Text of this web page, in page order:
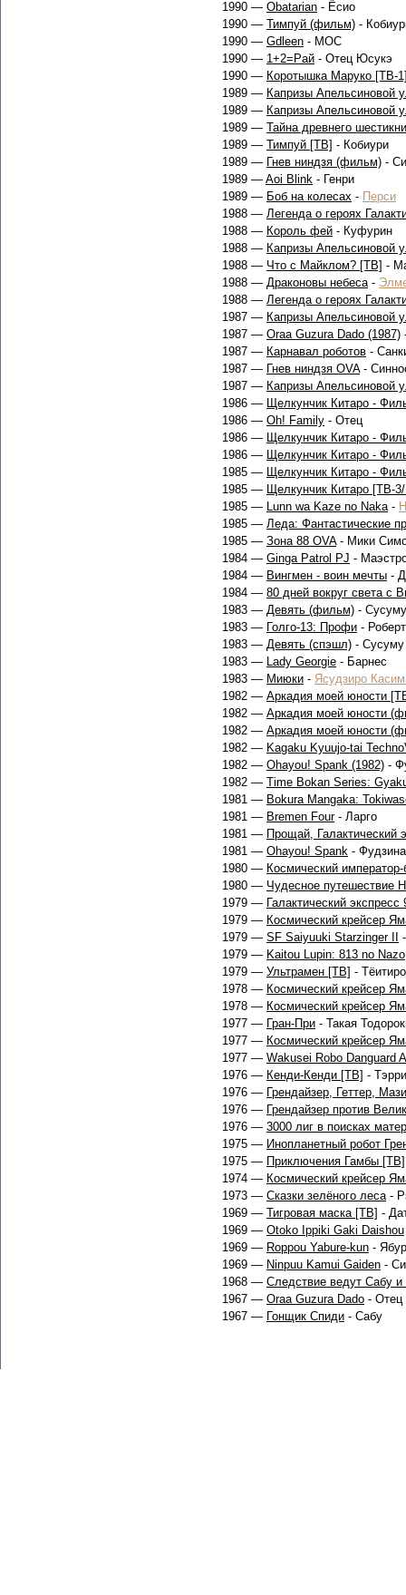
1990 — Obatarian - Ёсио
1990 — Тимпуй (фильм) -
1990 — Gdleen - МОС
1990 — 1+2=Рай - Отец Юсукэ
1990 — Коротышка Маруко [ТВ-
1989 — Капризы Апельсиновой
1989 — Капризы Апельсиновой
1989 — Тайна древнего
1989 — Тимпуй [ТВ] - Кобиури
1989 — Гнев ниндзя (фильм) -
1989 — Aoi Blink - Генри
1989 — Боб на колесах - Перси
1988 — Легенда о героях
1988 — Король фей - Куфурин
1988 — Капризы Апельсиновой
1988 — Что с Майклом? [ТВ] -
1988 — Драконовы небеса-
1988 — Легенда о героях
1987 — Капризы Апельсиновой
1987 — Oraa Guzura Dado (1987)
1987 — Карнавал роботов -
1987 — Гнев ниндзя OVA-
1987 — Капризы Апельсиновой
1986 — Щелкунчик Китаро -
1986 — Oh! Family - Отец
1986 — Щелкунчик Китаро -
1986 — Щелкунчик Китаро -
1985 — Щелкунчик Китаро -
1985 — Щелкунчик Китаро [ТВ-
1985 — Lunn wa Kaze no Naka-
1985 — Леда: Фантастические
1985 — Зона 88 OVA- Мики
1984 — Ginga Patrol PJ -
1984 — Вингмен - воин мечты -
1984 — 80 дней вокруг света с
1983 — Девять (фильм) -
1983 — Голго-13: Профи -
1983 — Девять (спэшл) - Сусуму
1983 — Lady Georgie - Барнес
1983 — Миюки - Ясудзиро
1982 — Аркадия моей юности
1982 — Аркадия моей юности
1982 — Аркадия моей юности
1982 — Kagaku Kyuujo-tai
1982 — Ohayou! Spank (1982) -
1982 — Time Bokan Series:
1981 — Bokura Mangaka:
1981 — Bremen Four- Ларго
1981 — Прощай, Галактический
1981 — Ohayou! Spank -
1980 — Космический
1980 — Чудесное путешествие
1979 — Галактический
1979 — Космический крейсер
1979 — SF Saiyuuki Starzinger II
1979 — Kaitou Lupin: 813 no Nazo
1979 — Ультрамен [ТВ] -
1978 — Космический крейсер
1978 — Космический крейсер
1977 — Гран-При - Такая
1977 — Космический крейсер
1977 — Wakusei Robo Danguard
1976 — Кенди-Кенди [ТВ] - Тэрри
1976 — Грендайзер, Геттер,
1976 — Грендайзер против
1976 — 3000 лиг в поисках
1975 — Инопланетный робот
1975 — Приключения Гамбы [ТВ]
1974 — Космический крейсер
1973 — Сказки зелёного леса-
1969 — Тигровая маска [ТВ] -
1969 — Otoko Ippiki Gaki Daishou
1969 — Roppou Yabure-kun -
1969 — Ninpuu Kamui Gaiden -
1968 — Следствие ведут Сабу и
1967 — Oraa Guzura Dado - Отец
1967 — Гонщик Спиди - Сабу